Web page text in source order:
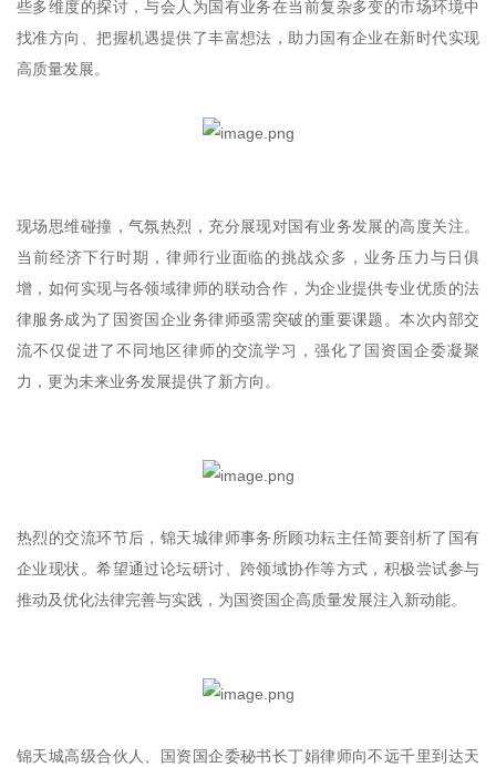
些多维度的探讨，与会人为国有业务在当前复杂多变的市场环境中
找准方向、把握机遇提供了丰富想法，助力国有企业在新时代实现
高质量发展。
现场思维碰撞，气氛热烈，充分展现对国有业务发展的高度关注。
当前经济下行时期，律师行业面临的挑战众多，业务压力与日俱
增，如何实现与各领域律师的联动合作，为企业提供专业优质的法
律服务成为了国资国企业务律师亟需突破的重要课题。本次内部交
流不仅促进了不同地区律师的交流学习，强化了国资国企委凝聚
力，更为未来业务发展提供了新方向。
热烈的交流环节后，锦天城律师事务所顾功耘主任简要剖析了国有
企业现状。希望通过论坛研讨、跨领域协作等方式，积极尝试参与
推动及优化法律完善与实践，为国资国企高质量发展注入新动能。
锦天城高级合伙人、国资国企委秘书长丁娟律师向不远千里到达天